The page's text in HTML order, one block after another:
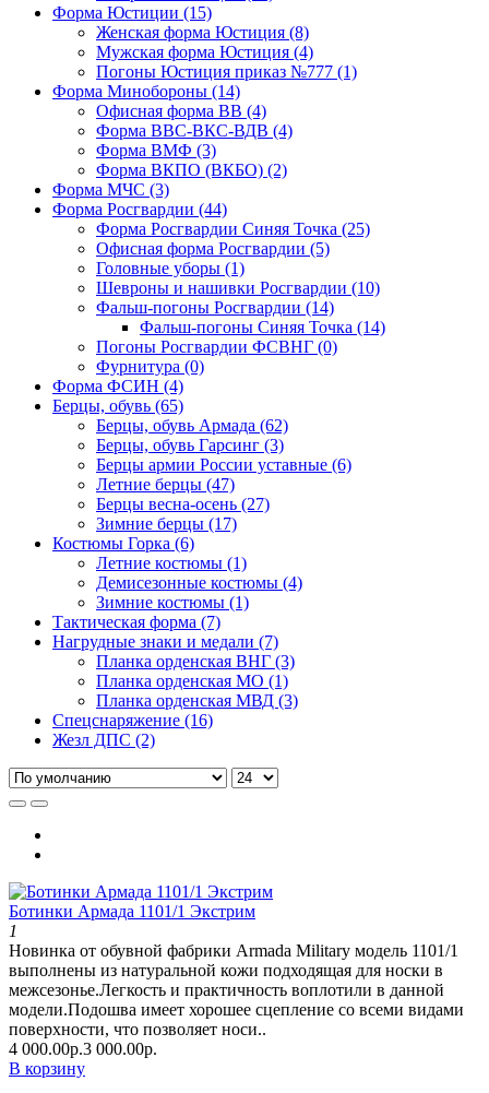
Форма Юстиции (15)
Женская форма Юстиция (8)
Мужская форма Юстиция (4)
Погоны Юстиция приказ №777 (1)
Форма Минобороны (14)
Офисная форма ВВ (4)
Форма ВВС-ВКС-ВДВ (4)
Форма ВМФ (3)
Форма ВКПО (ВКБО) (2)
Форма МЧС (3)
Форма Росгвардии (44)
Форма Росгвардии Синяя Точка (25)
Офисная форма Росгвардии (5)
Головные уборы (1)
Шевроны и нашивки Росгвардии (10)
Фальш-погоны Росгвардии (14)
Фальш-погоны Синяя Точка (14)
Погоны Росгвардии ФСВНГ (0)
Фурнитура (0)
Форма ФСИН (4)
Берцы, обувь (65)
Берцы, обувь Армада (62)
Берцы, обувь Гарсинг (3)
Берцы армии России уставные (6)
Летние берцы (47)
Берцы весна-осень (27)
Зимние берцы (17)
Костюмы Горка (6)
Летние костюмы (1)
Демисезонные костюмы (4)
Зимние костюмы (1)
Тактическая форма (7)
Нагрудные знаки и медали (7)
Планка орденская ВНГ (3)
Планка орденская МО (1)
Планка орденская МВД (3)
Спецснаряжение (16)
Жезл ДПС (2)
Ботинки Армада 1101/1 Экстрим
1
Новинка от обувной фабрики Armada Military модель 1101/1
выполнены из натуральной кожи подходящая для носки в
межсезонье.Легкость и практичность воплотили в данной
модели.Подошва имеет хорошее сцепление со всеми видами
поверхности, что позволяет носи..
4 000.00р.3 000.00р.
В корзину